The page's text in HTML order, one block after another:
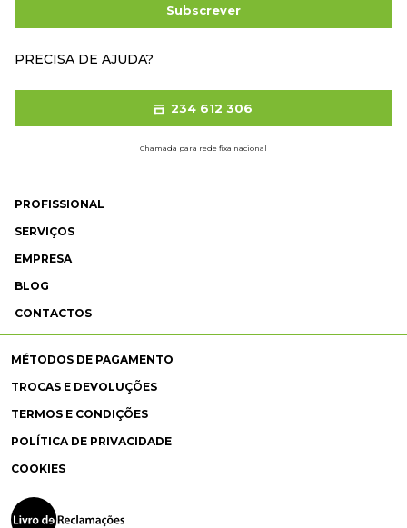
PROFISSIONAL
SERVIÇOS
EMPRESA
BLOG
CONTACTOS
MÉTODOS DE PAGAMENTO
TROCAS E DEVOLUÇÕES
TERMOS E CONDIÇÕES
POLÍTICA DE PRIVACIDADE
COOKIES
Subscrever
PRECISA DE AJUDA?
234 612 306
Chamada para rede fixa nacional